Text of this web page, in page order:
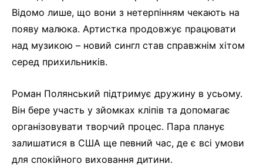
Відомо лише, що вони з нетерпінням чекають на
появу малюка. Артистка продовжує працювати
над музикою – новий сингл став справжнім хітом
серед прихильників.
Роман Полянський підтримує дружину в усьому.
Він бере участь у зйомках кліпів та допомагає
організовувати творчий процес. Пара планує
залишатися в США ще певний час, де є всі умови
для спокійного виховання дитини.